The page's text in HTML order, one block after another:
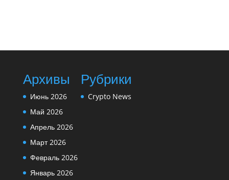
Архивы
Июнь 2026
Май 2026
Апрель 2026
Март 2026
Февраль 2026
Январь 2026
Рубрики
Crypto News